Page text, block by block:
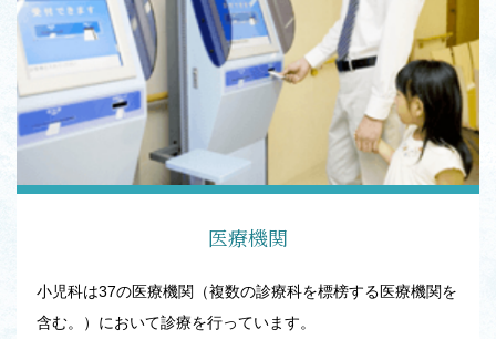
医療機関
小児科は37の医療機関（複数の診療科を標榜する医療機関を
含む。）において診療を行っています。